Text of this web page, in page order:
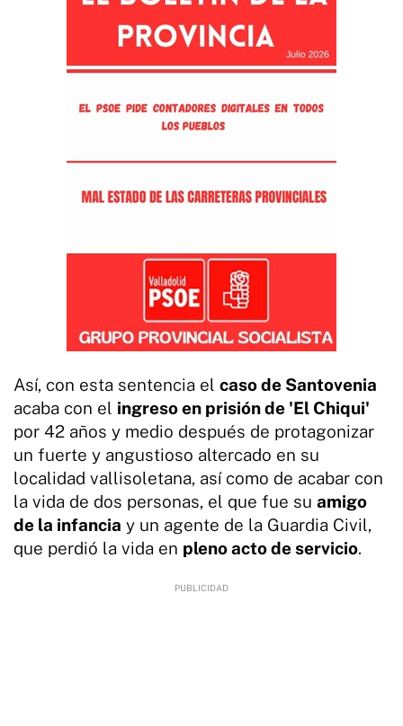
Así, con esta sentencia el caso de Santovenia
acaba con el ingreso en prisión de 'El Chiqui'
por 42 años y medio después de protagonizar
un fuerte y angustioso altercado en su
localidad vallisoletana, así como de acabar con
la vida de dos personas, el que fue su amigo
de la infancia y un agente de la Guardia Civil,
que perdió la vida en pleno acto de servicio.